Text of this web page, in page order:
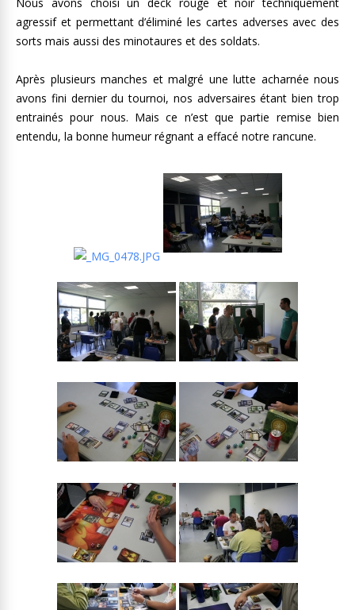
Nous avons choisi un deck rouge et noir techniquement
agressif et permettant d’éliminé les cartes adverses avec des
sorts mais aussi des minotaures et des soldats.
Après plusieurs manches et malgré une lutte acharnée nous
avons fini dernier du tournoi, nos adversaires étant bien trop
entrainés pour nous. Mais ce n’est que partie remise bien
entendu, la bonne humeur régnant a effacé notre rancune.